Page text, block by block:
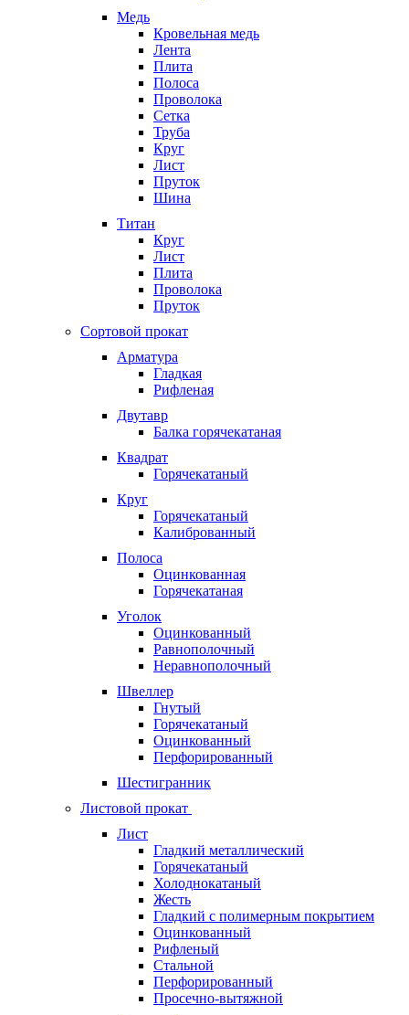
Медь
Кровельная медь
Лента
Плита
Полоса
Проволока
Сетка
Труба
Круг
Лист
Пруток
Шина
Титан
Круг
Лист
Плита
Проволока
Пруток
Сортовой прокат
Арматура
Гладкая
Рифленая
Двутавр
Балка горячекатаная
Квадрат
Горячекатаный
Круг
Горячекатаный
Калиброванный
Полоса
Оцинкованная
Горячекатаная
Уголок
Оцинкованный
Равнополочный
Неравнополочный
Швеллер
Гнутый
Горячекатаный
Оцинкованный
Перфорированный
Шестигранник
Листовой прокат
Лист
Гладкий металлический
Горячекатаный
Холоднокатаный
Жесть
Гладкий с полимерным покрытием
Оцинкованный
Рифленый
Стальной
Перфорированный
Просечно-вытяжной